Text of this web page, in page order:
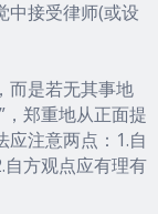
中接受律师(或设
是若无其事地
郑重地从正面提
应注意两点：1.自
方观点应有理有